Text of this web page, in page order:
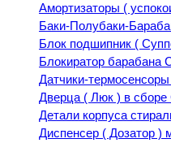
Амортизаторы (
Баки-Полубаки-
Блок подшипник (
Блокиратор
Датчики-
Дверца ( Люк ) в
Детали корпуса
Диспенсер ( Дозатор )